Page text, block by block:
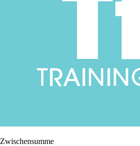
Zwischensumme